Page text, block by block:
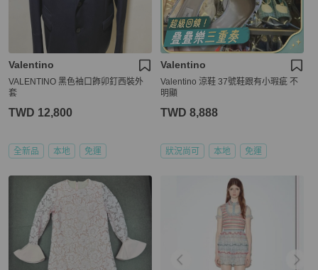
Valentino
VALENTINO 黑色袖口飾卯釘西裝外
套
TWD 12,800
全新品 本地 免運
Valentino
Valentino 涼鞋 37號鞋跟有小瑕疵 不
明顯
TWD 8,888
狀況尚可 本地 免運